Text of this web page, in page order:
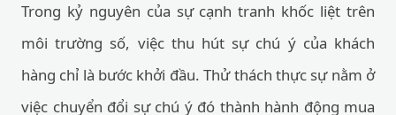
Trong kỷ nguyên của sự cạnh tranh khốc liệt trên
môi trường số, việc thu hút sự chú ý của khách
hàng chỉ là bước khởi đầu. Thử thách thực sự nằm ở
việc chuyển đổi sự chú ý đó thành hành động mua